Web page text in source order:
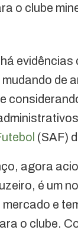
o clube
evidências
de
(SAF)
agora
é um
e
o clube.